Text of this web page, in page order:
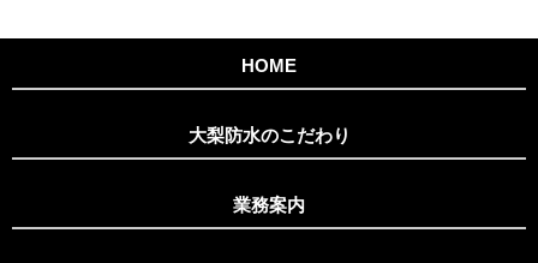
HOME
大梨防水のこだわり
業務案内